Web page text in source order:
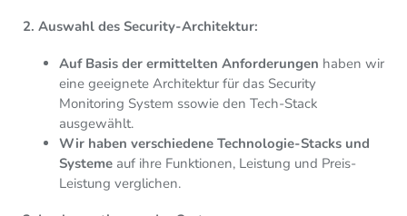
2. Auswahl des Security-Architektur:
Auf Basis der ermittelten Anforderungen haben wir
eine geeignete Architektur für das Security
Monitoring System ssowie den Tech-Stack
ausgewählt.
Wir haben verschiedene Technologie-Stacks und
Systeme auf ihre Funktionen, Leistung und Preis-
Leistung verglichen.